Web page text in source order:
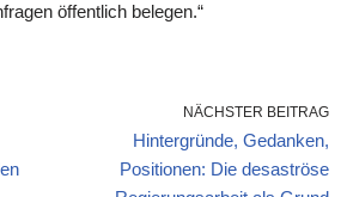
öffentlich belegen.“
NÄCHSTER BEITRAG
Hintergründe, Gedanken,
Positionen: Die desaströse